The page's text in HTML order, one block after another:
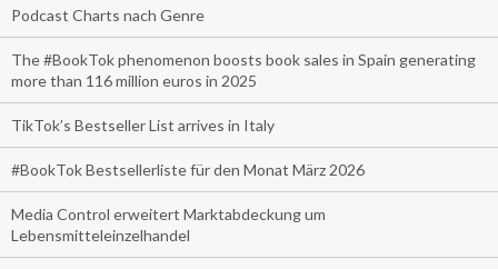
Podcast Charts nach Genre
The #BookTok phenomenon boosts book sales in Spain generating
more than 116 million euros in 2025
TikTok’s Bestseller List arrives in Italy
#BookTok Bestsellerliste für den Monat März 2026
Media Control erweitert Marktabdeckung um
Lebensmitteleinzelhandel